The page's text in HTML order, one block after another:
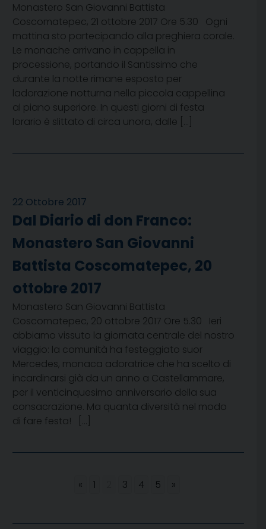
Monastero San Giovanni Battista
Coscomatepec, 21 ottobre 2017 Ore 5.30 Ogni
mattina sto partecipando alla preghiera corale.
Le monache arrivano in cappella in
processione, portando il Santissimo che
durante la notte rimane esposto per
ladorazione notturna nella piccola cappellina
al piano superiore. In questi giorni di festa
lorario è slittato di circa unora, dalle […]
22 Ottobre 2017
Dal Diario di don Franco:
Monastero San Giovanni
Battista Coscomatepec, 20
ottobre 2017
Monastero San Giovanni Battista
Coscomatepec, 20 ottobre 2017 Ore 5.30 Ieri
abbiamo vissuto la giornata centrale del nostro
viaggio: la comunità ha festeggiato suor
Mercedes, monaca adoratrice che ha scelto di
incardinarsi già da un anno a Castellammare,
per il venticinquesimo anniversario della sua
consacrazione. Ma quanta diversità nel modo
di fare festa! […]
« 1 3 4 5 »